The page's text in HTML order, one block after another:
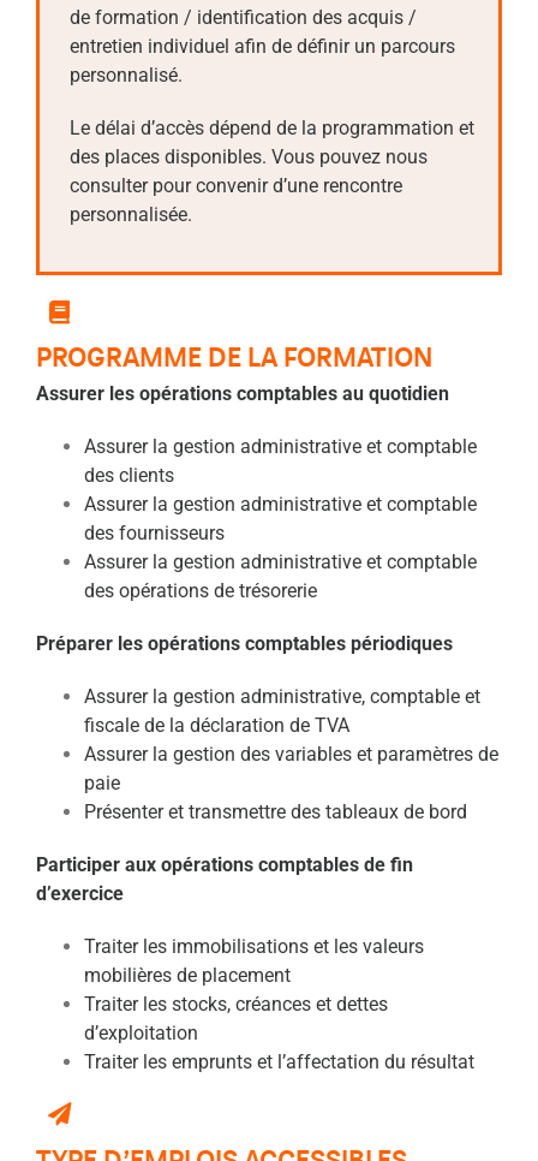
de formation / identification des acquis /
entretien individuel afin de définir un parcours
personnalisé.
Le délai d’accès dépend de la programmation et
des places disponibles. Vous pouvez nous
consulter pour convenir d’une rencontre
personnalisée.
PROGRAMME DE LA FORMATION
Assurer les opérations comptables au quotidien
Assurer la gestion administrative et comptable
des clients
Assurer la gestion administrative et comptable
des fournisseurs
Assurer la gestion administrative et comptable
des opérations de trésorerie
Préparer les opérations comptables périodiques
Assurer la gestion administrative, comptable et
fiscale de la déclaration de TVA
Assurer la gestion des variables et paramètres de
paie
Présenter et transmettre des tableaux de bord
Participer aux opérations comptables de fin
d’exercice
Traiter les immobilisations et les valeurs
mobilières de placement
Traiter les stocks, créances et dettes
d’exploitation
Traiter les emprunts et l’affectation du résultat